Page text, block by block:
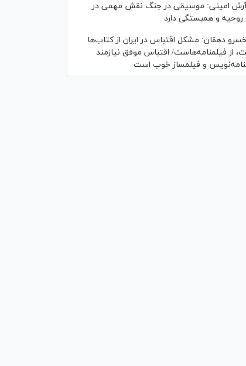
امینی: موسیقی در جنگ نقش مهمی در
و همبستگی دارد
دهقان: مشکل اقتباس در ایران از کتاب‌ها
از فیلمنامه‌هاست/ اقتباس موفق نیازمند
و فیلمساز خوب است